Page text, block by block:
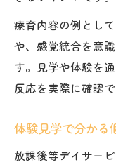
療育内容の例とし
や、感覚統合を意
す。見学や体験を
反応を実際に確認
体験見学で分かる
放課後等デイサー